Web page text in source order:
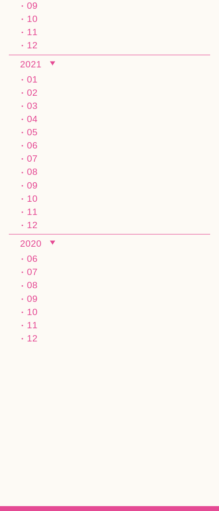
09
10
11
12
2021
01
02
03
04
05
06
07
08
09
10
11
12
2020
06
07
08
09
10
11
12